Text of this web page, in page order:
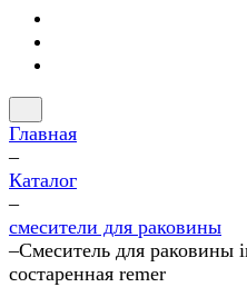
Главная
–
Каталог
–
смесители для раковины
–Смеситель для раковины
состаренная remer